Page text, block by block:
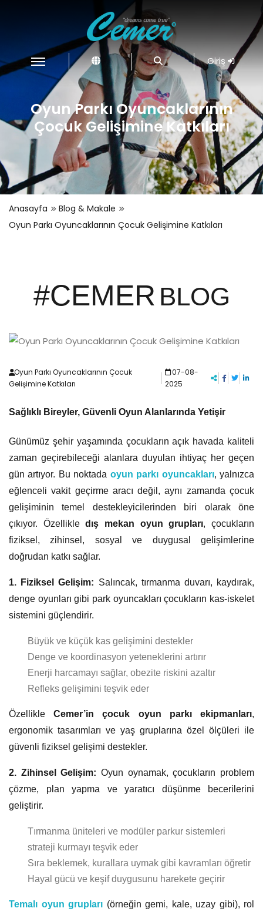
Giriş
Oyun Parkı Oyuncaklarının
Çocuk Gelişimine Katkıları
Anasayfa
Blog & Makale
Oyun Parkı Oyuncaklarının Çocuk Gelişimine Katkıları
#CEMERBLOG
Oyun Parkı Oyuncaklarının Çocuk
Gelişimine Katkıları
07-08-
2025
Sağlıklı Bireyler, Güvenli Oyun Alanlarında Yetişir
Günümüz şehir yaşamında çocukların açık havada kaliteli
zaman geçirebileceği alanlara duyulan ihtiyaç her geçen
gün artıyor. Bu noktada oyun parkı oyuncakları, yalnızca
eğlenceli vakit geçirme aracı değil, aynı zamanda çocuk
gelişiminin temel destekleyicilerinden biri olarak öne
çıkıyor. Özellikledış mekan oyun grupları, çocukların
fiziksel, zihinsel, sosyal ve duygusal gelişimlerine
doğrudan katkı sağlar.
1. Fiziksel Gelişim: Salıncak, tırmanma duvarı, kaydırak,
denge oyunları gibi park oyuncakları çocukların kas-iskelet
sistemini güçlendirir.
Büyük ve küçük kas gelişimini destekler
Denge ve koordinasyon yeteneklerini artırır
Enerji harcamayı sağlar, obezite riskini azaltır
Refleks gelişimini teşvik eder
ÖzellikleCemer’in çocuk oyun parkı ekipmanları,
ergonomik tasarımları ve yaş gruplarına özel ölçüleri ile
güvenli fiziksel gelişimi destekler.
2. Zihinsel Gelişim: Oyun oynamak, çocukların problem
çözme, plan yapma ve yaratıcı düşünme becerilerini
geliştirir.
Tırmanma üniteleri ve modüler parkur sistemleri
strateji kurmayı teşvik eder
Sıra beklemek, kurallara uymak gibi kavramları öğretir
Hayal gücü ve keşif duygusunu harekete geçirir
Temalı oyun grupları (örneğin gemi, kale, uzay gibi), rol